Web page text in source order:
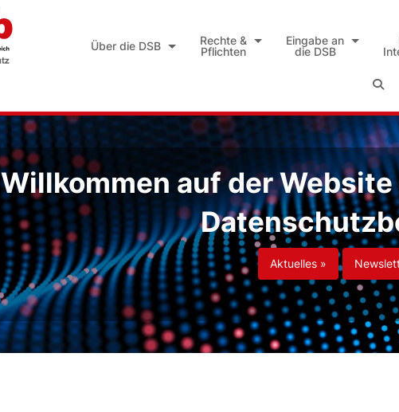
Über die DSB
Rechte &
Pflichten
Eingabe an
die DSB
Willkommen auf der
Aktuelles »